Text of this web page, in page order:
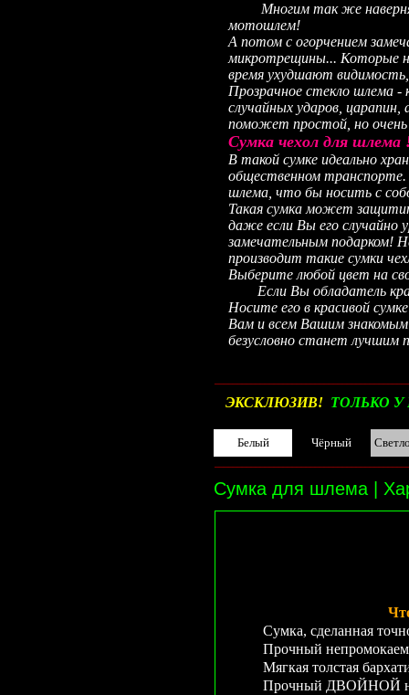
Многим так же наверняка
мотошлем!
А потом с огорчением
микротрещины... Которые
время ухудшают
Прозрачное стекло шлема -
случайных ударов,
поможет простой, но очень
Сумка чехол для шлема
В такой сумке идеально
общественном
шлема, что бы носить с
Такая сумка может
даже если Вы его
замечательным подарком!
производит такие сумки
Выберите любой цвет на
Если Вы обладатель
Носите его в красивой
Вам и всем Вашим
безусловно станет лучшим
ЭКСКЛЮЗИВ! ТОЛЬКО У
Белый Чёрный
Сумка для шлема |
Сумка, сделанная
Прочный
Мягкая толстая
Прочный ДВОЙНОЙ